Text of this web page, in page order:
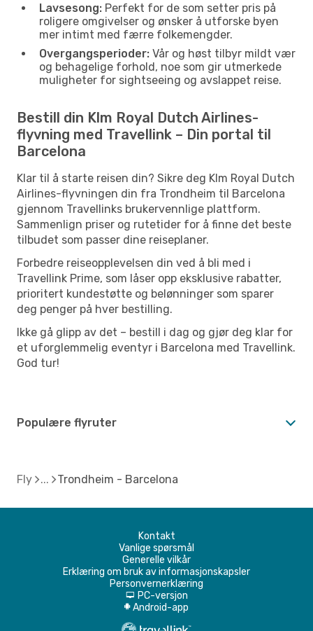
Lavsesong: Perfekt for de som setter pris på
roligere omgivelser og ønsker å utforske byen
mer intimt med færre folkemengder.
Overgangsperioder: Vår og høst tilbyr mildt vær
og behagelige forhold, noe som gir utmerkede
muligheter for sightseeing og avslappet reise.
Bestill din Klm Royal Dutch Airlines-
flyvning med Travellink – Din portal til
Barcelona
Klar til å starte reisen din? Sikre deg Klm Royal Dutch
Airlines-flyvningen din fra Trondheim til Barcelona
gjennom Travellinks brukervennlige plattform.
Sammenlign priser og rutetider for å finne det beste
tilbudet som passer dine reiseplaner.
Forbedre reiseopplevelsen din ved å bli med i
Travellink Prime, som låser opp eksklusive rabatter,
prioritert kundestøtte og belønninger som sparer
deg penger på hver bestilling.
Ikke gå glipp av det – bestill i dag og gjør deg klar for
et uforglemmelig eventyr i Barcelona med Travellink.
God tur!
Populære flyruter
Fly Trondheim - Barcelona
Kontakt
Vanlige spørsmål
Generelle vilkår
Erklæring om bruk av informasjonskapsler
Personvernerklæring
d PC-versjon
A Android-app